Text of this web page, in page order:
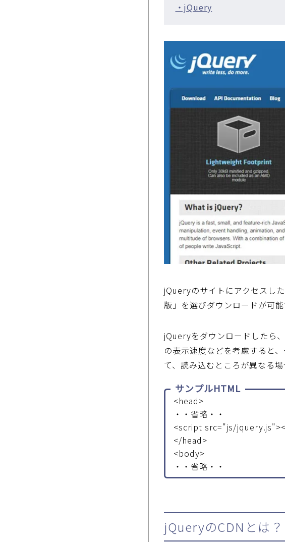
・jQuery
jQueryのサイトにアクセスし
版」を選びダウンロードが可能
jQueryをダウンロードしたら
の表示速度などを考慮すると
て、読み込むところが異なる
サンプルHTML
<head>
・・省略・・
<script src="js/
</head>
<body>
・・省略・・
jQueryのCDNとは？